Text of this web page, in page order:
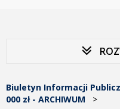
Biuletyn Informacji
000 zł - ARCHIWUM >